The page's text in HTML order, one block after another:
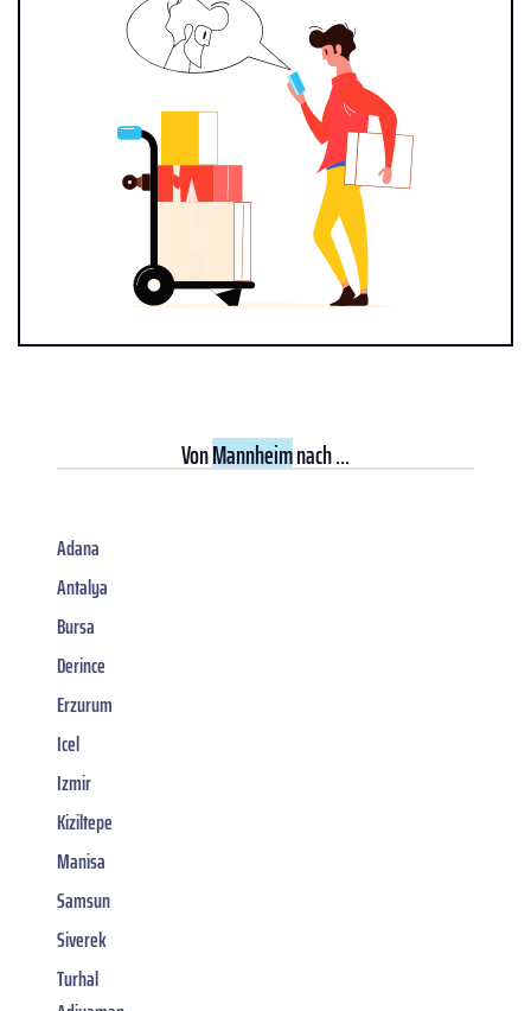
VonMannheimnach ...
Adana
Antalya
Bursa
Derince
Erzurum
Icel
Izmir
Kiziltepe
Manisa
Samsun
Siverek
Turhal